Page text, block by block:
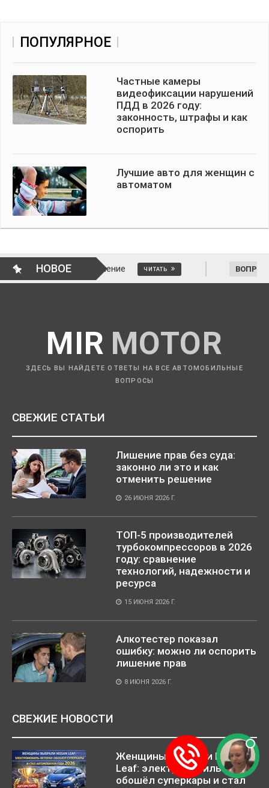
ПОПУЛЯРНОЕ
Частные камеры
видеофиксации нарушений
ПДД в 2026 году:
законность, штрафы и как
оспорить
Лучшие авто для женщин с
автоматом
НОВОЕ
решение ВОПРОСЫ
MIR MOTOR
ЗДЕСЬ ВЫ НАЙДЕТЕ ОТВЕТЫ НА ВСЕ АВТОМОБИЛЬНЫЕ
ВОПРОСЫ
СВЕЖИЕ СТАТЬИ
Лишение прав без суда:
законно ли это и как
отменить решение
26 ИЮНЯ 2026 Г.
ТОП-5 производителей
турбокомпрессоров в 2026
году: сравнение
технологий, надежности и
ресурса
15 ИЮНЯ 2026 Г.
Алкотестер показал
ошибку: можно ли оспорить
лишение прав
8 ИЮНЯ 2026 Г.
СВЕЖИЕ НОВОСТИ
Женщины выбрали Nissan
Leaf: электромобиль
обошёл суперкары и стал